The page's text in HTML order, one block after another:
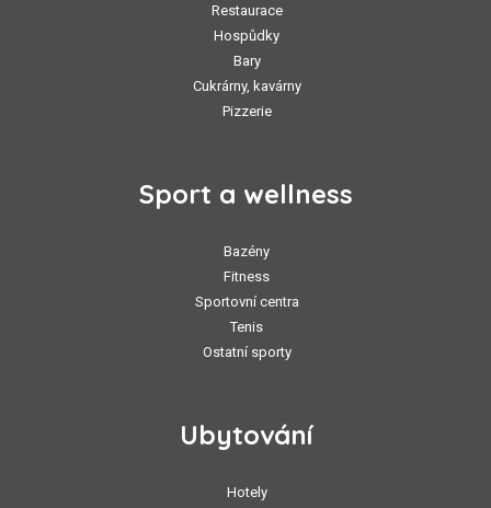
Restaurace
Hospůdky
Bary
Cukrárny, kavárny
Pizzerie
Sport a wellness
Bazény
Fitness
Sportovní centra
Tenis
Ostatní sporty
Ubytování
Hotely